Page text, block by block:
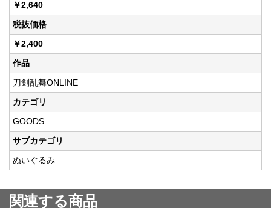
￥2,640
税抜価格
￥2,400
作品
刀剣乱舞ONLINE
カテゴリ
GOODS
サブカテゴリ
ぬいぐるみ
関連する商品